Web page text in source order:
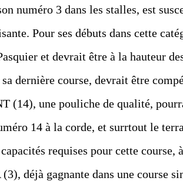
numéro 3 dans les stalles, est
Pour ses débuts dans cette
et devrait être à la hauteur
dernière course, devrait être
(14), une pouliche de qualité,
14 à la corde, et surrtout le
requises pour cette course,
déjà gagnante dans une course